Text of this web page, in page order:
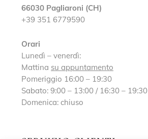
66030 Pagliaroni (CH)
+39 351 6779590
Orari
Lunedì – venerdì:
Mattina su appuntamento
Pomeriggio 16:00 – 19:30
Sabato: 9:00 – 13:00 / 16:30 – 19:30
Domenica: chiuso